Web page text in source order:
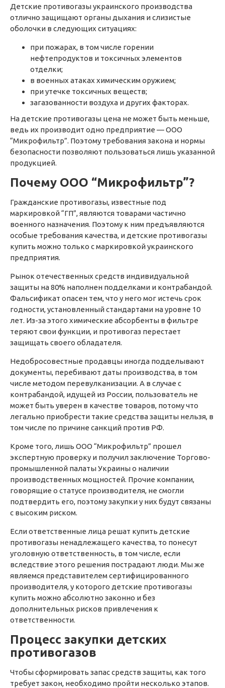
Детские противогазы украинского производства
отлично защищают органы дыхания и слизистые
оболочки в следующих ситуациях:
при пожарах, в том числе горении
нефтепродуктов и токсичных элементов
отделки;
в военных атаках химическим оружием;
при утечке токсичных веществ;
загазованности воздуха и других факторах.
На детские противогазы цена не может быть меньше,
ведь их производит одно предприятие — ООО
“Микрофильтр”. Поэтому требования закона и нормы
безопасности позволяют пользоваться лишь указанной
продукцией.
Почему ООО “Микрофильтр”?
Гражданские противогазы, известные под
маркировкой “ГП”, являются товарами частично
военного назначения. Поэтому к ним предъявляются
особые требования качества, и детские противогазы
купить можно только с маркировкой украинского
предприятия.
Рынок отечественных средств индивидуальной
защиты на 80% наполнен подделками и контрабандой.
Фальсификат опасен тем, что у него мог истечь срок
годности, установленный стандартами на уровне 10
лет. Из-за этого химические абсорбенты в фильтре
теряют свои функции, и противогаз перестает
защищать своего обладателя.
Недобросовестные продавцы иногда подделывают
документы, перебивают даты производства, в том
числе методом перевулканизации. А в случае с
контрабандой, идущей из России, пользователь не
может быть уверен в качестве товаров, потому что
легально приобрести такие средства защиты нельзя, в
том числе по причине санкций против РФ.
Кроме того, лишь ООО “Микрофильтр” прошел
экспертную проверку и получил заключение Торгово-
промышленной палаты Украины о наличии
производственных мощностей. Прочие компании,
говорящие о статусе производителя, не смогли
подтвердить его, поэтому закупки у них будут связаны
с высоким риском.
Если ответственные лица решат купить детские
противогазы ненадлежащего качества, то понесут
уголовную ответственность, в том числе, если
вследствие этого решения пострадают люди. Мы же
являемся представителем сертифицированного
производителя, у которого детские противогазы
купить можно абсолютно законно и без
дополнительных рисков привлечения к
ответственности.
Процесс закупки детских
противогазов
Чтобы сформировать запас средств защиты, как того
требует закон, необходимо пройти несколько этапов.